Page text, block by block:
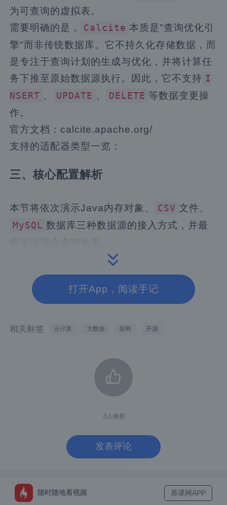
为可查询的虚拟表。
需要明确的是，
Calcite 本质是"查询优化引
擎"而非传统数据库。它不持久化存储数据，而
是专注于查询计划的生成与优化，并将计算任
务下推至原始数据源执行。因此，它不支持 I
NSERT 、 UPDATE 、 DELETE 等数据变更操
作。
官方文档：calcite.apache.org/
支持的适配器类型一览：
三、核心配置解析
本节将依次演示Java内存对象、 CSV 文件、
MySQL 数据库三种数据源的接入方式，并最
3.1 Maven依赖引入
<!-- Calcite核心模块 -->
<artifactId>
calcite-core
<!-- CSV适配器扩展 -->
org.apache.calcite
1.38.0
3.2 配置文件结构
数据源管理采用JSON格式进行声明式配置，
基本结构如下：
打开App，阅读手记
相关标签 云计算 大数据 架构 开源
0 人推荐
发表评论
随时随地看视频 慕课网APP